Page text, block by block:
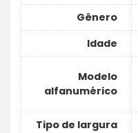
Gênero
Idade
Modelo
alfanumérico
Tipo de largura